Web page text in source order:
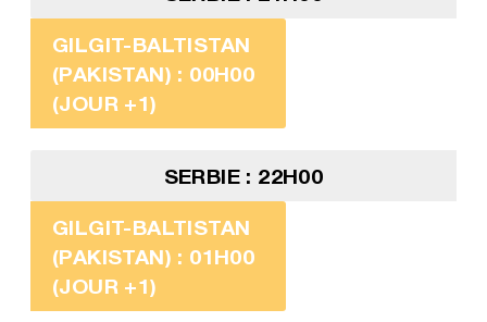
GILGIT-BALTISTAN
(PAKISTAN) : 00H00
(JOUR +1)
SERBIE : 22H00
GILGIT-BALTISTAN
(PAKISTAN) : 01H00
(JOUR +1)